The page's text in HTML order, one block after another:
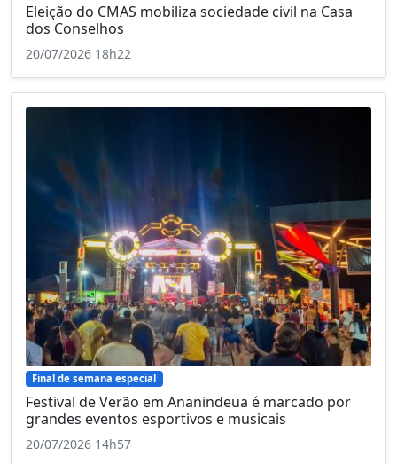
Eleição do CMAS mobiliza sociedade civil na Casa
dos Conselhos
20/07/2026 18h22
Final de semana especial
Festival de Verão em Ananindeua é marcado por
grandes eventos esportivos e musicais
20/07/2026 14h57